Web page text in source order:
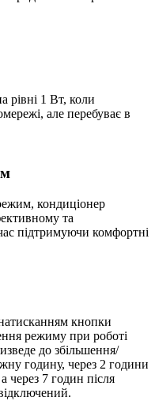
рівні 1 Вт, коли
але перебуває в
кондиціонер
та
підтримуючи комфортні
кнопки
режиму при роботі
до збільшення/
годину, через 2 години
через 7 годин після